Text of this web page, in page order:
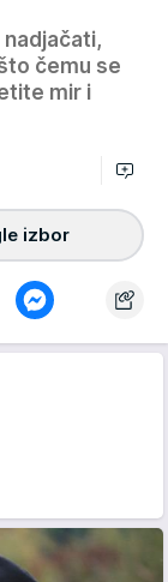
čemu se
mir i
izbor